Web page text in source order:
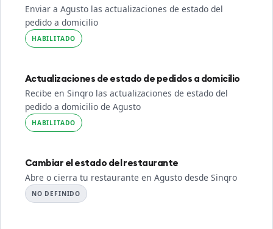
Enviar a Agusto las actualizaciones de estado del
pedido a domicilio
HABILITADO
Actualizaciones de estado de pedidos a domicilio
Recibe en Sinqro las actualizaciones de estado del
pedido a domicilio de Agusto
HABILITADO
Cambiar el estado del restaurante
Abre o cierra tu restaurante en Agusto desde Sinqro
NO DEFINIDO